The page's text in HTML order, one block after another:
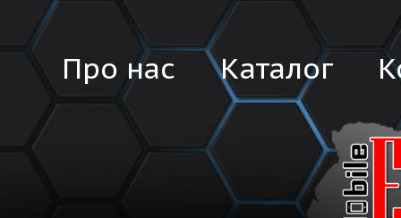
Про нас Каталог